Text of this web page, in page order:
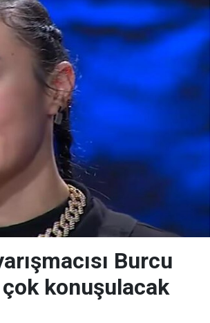
Burcu
konuşulacak